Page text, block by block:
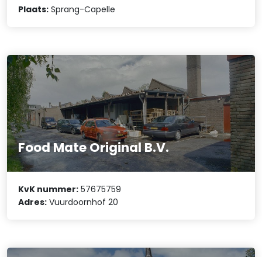
Plaats: Sprang-Capelle
Food Mate Original B.V.
KvK nummer: 57675759
Adres: Vuurdoornhof 20